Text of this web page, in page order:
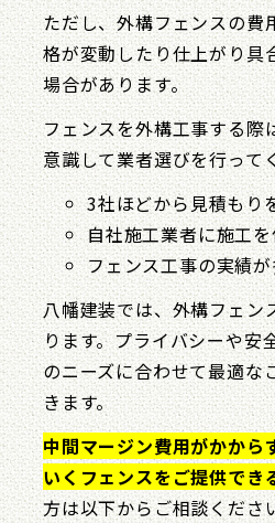
ただし、外構フェンスの費
格が変動したり仕上がり具
場合があります。
フェンスを外構工事する際
意識して業者選びを行って
3社ほどから見積もり
自社施工業者に施工
フェンス工事の実績
八幡建装では、外構フェン
ります。プライバシーや安
のニーズに合わせて最適な
きます。
中間マージン費用がかから
いくフェンスをご提供でき
方は以下からご相談くださ